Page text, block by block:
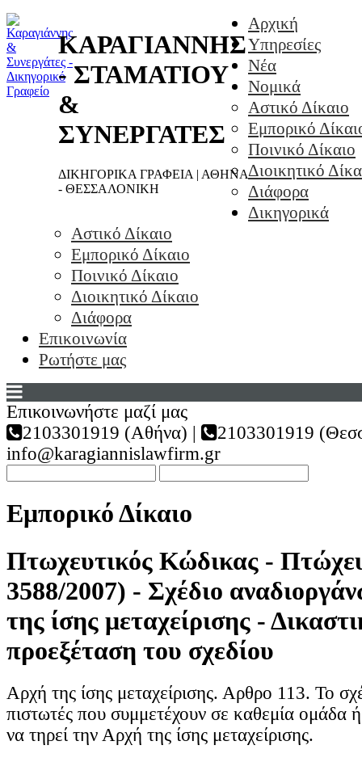
ΚΑΡΑΓΙΑΝΝΗΣ
- ΣΤΑΜΑΤΙΟΥ
&
ΣΥΝΕΡΓΑΤΕΣ
ΔΙΚΗΓΟΡΙΚΑ ΓΡΑΦΕΙΑ | ΑΘΗΝΑ
- ΘΕΣΣΑΛΟΝΙΚΗ
Αρχική
Υπηρεσίες
Νέα
Νομικά
Αστικό Δίκαιο
Εμπορικό
Ποινικό Δίκαιο
Διοικητικό
Διάφορα
Δικηγορικά
Αστικό Δίκαιο
Εμπορικό Δίκαιο
Ποινικό Δίκαιο
Διοικητικό Δίκαιο
Διάφορα
Επικοινωνία
Ρωτήστε μας
Επικοινωνήστε μαζί μας
2103301919 (Αθήνα) |
2103301919
info@karagiannislawfirm.gr
Εμπορικό Δίκαιο
Πτωχευτικός Κώδικας -
3588/2007) - Σχέδιο
της ίσης μεταχείρισης -
προεξέταση του σχεδίου
Αρχή της ίσης μεταχείρισης. Αρθρο 113. Το
πιστωτές που συμμετέχουν σε καθεμία ομάδα
να τηρεί την Αρχή της ίσης μεταχείρισης.